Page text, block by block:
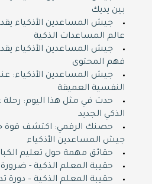
بين يديك
عالم المساعدات الذكية
فهم المحتوى
جيش المساعدين الأذكياء:
النفسية العميقة
حدث في مثل هذا اليوم:
الذكي الجديد
حصنك الرقمي: اكتشف قوة
جيش المساعدين الأذكياء
حقائق مهمة حول تعليم
حقيبة المعلم الذكية -
حقيبة المعلم الذكية – دورة